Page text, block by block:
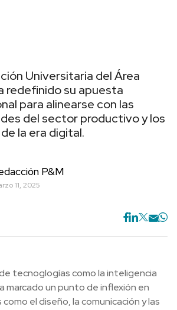
Universitaria del Área
redefinido su apuesta
para alinearse con las
del sector productivo y los
la era digital.
P&M
11, 2025
tecnoglogías como la inteligencia
marcado un punto de inflexión en
como el diseño, la comunicación y las